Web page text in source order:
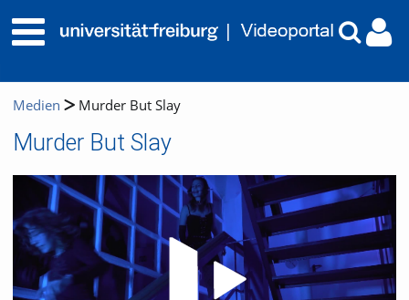
Medien Murder But Slay
Murder But Slay